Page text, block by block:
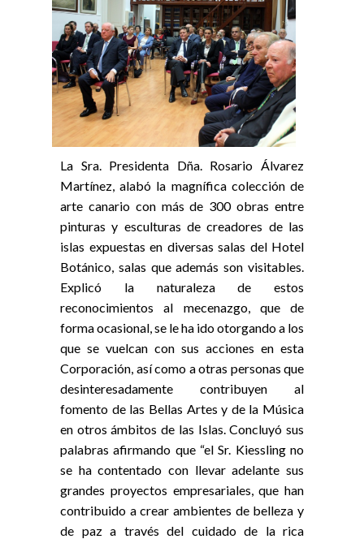
La Sra. Presidenta Dña. Rosario Álvarez
Martínez, alabó la magnífica colección de
arte canario con más de 300 obras entre
pinturas y esculturas de creadores de las
islas expuestas en diversas salas del Hotel
Botánico, salas que además son visitables.
Explicó la naturaleza de estos
reconocimientos al mecenazgo, que de
forma ocasional, se le ha ido otorgando a los
que se vuelcan con sus acciones en esta
Corporación, así como a otras personas que
desinteresadamente contribuyen al
fomento de las Bellas Artes y de la Música
en otros ámbitos de las Islas. Concluyó sus
palabras afirmando que “el Sr. Kiessling no
se ha contentado con llevar adelante sus
grandes proyectos empresariales, que han
contribuido a crear ambientes de belleza y
de paz a través del cuidado de la rica